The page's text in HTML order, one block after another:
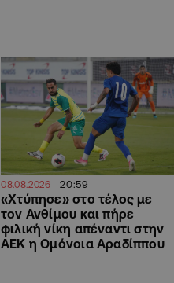
08.08.2026 20:59
«Χτύπησε» στο τέλος με
τον Ανθίμου και πήρε
φιλική νίκη απέναντι στην
ΑΕΚ η Ομόνοια Αραδίππου